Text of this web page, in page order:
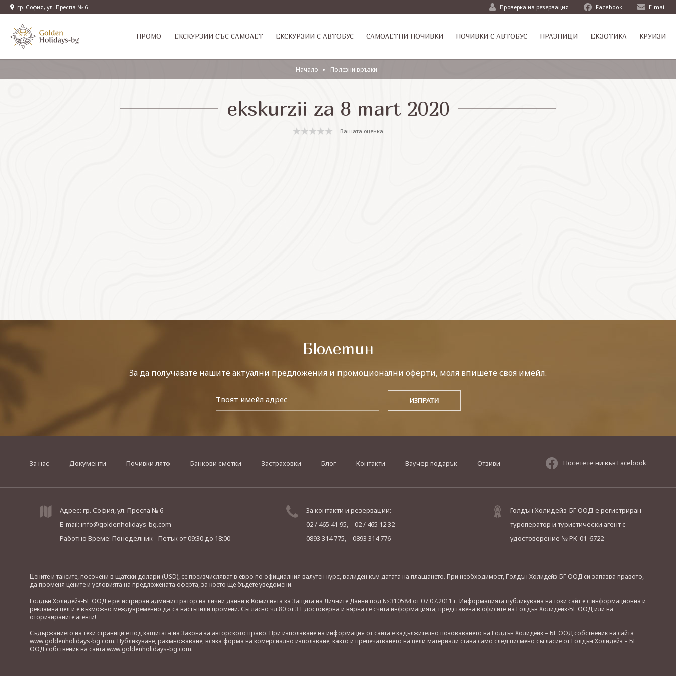
гр. София, ул. Преспа № 6 Проверка на резервация Facebook E-mail
ПРОМО EКСКУРЗИИ СЪС САМОЛЕТ ЕКСКУРЗИИ С АВТОБУС САМОЛЕТНИ ПОЧИВКИ ПОЧИВКИ С АВТОБУС ПРАЗНИЦИ ЕКЗОТИКА КРУИЗИ
Начало Полезни връзки
ekskurzii za 8 mart 2020
Вашата оценка
Бюлетин
За да получавате нашите актуални предложения и промоционални оферти, моля впишете своя имейл.
За нас Документи Почивки лято Банкови сметки Застраховки Блог Контакти Ваучер подарък Отзиви Посетете ни във Facebook
Адрес: гр. София, ул. Преспа № 6
E-mail: info@goldenholidays-bg.com
Работно Време: Понеделник - Петъкот 09:30 до 18:00
За контакти и резервации:
02 / 465 41 95,
02 / 465 12 32
0893 314 775,
0893 314 776
Голдън Холидейз-БГ ООД е регистриран
туроператор и туристически агент с
удостоверение № РК-01-6722
Цените и таксите, посочени в щатски долари (USD), се преизчисляват в евро по официалния валутен курс, валиден към датата на плащането. При необходимост, Голдън Холидейз-БГ ООД си запазва правото,
да променя цените и условията на предложената оферта, за което ще бъдете уведомени.
Голдън Холидейз-БГ ООД е регистриран администратор на лични данни в Комисията за Защита на Личните Данни под № 310584 от 07.07.2011 г. Информацията публикувана на този сайт е с информационна и
рекламна цел и е възможно междувременно да са настъпили промени. Съгласно чл.80 от ЗТ достоверна и вярна се счита информацията, представена в офисите на Голдън Холидейз-БГ ООД или на
оторизираните агенти!
Съдържанието на тези страници е под защитата на Закона за авторското право. При използване на информация от сайта е задължително позоваването на Голдън Холидейз – БГ ООД собственик на сайта
www.goldenholidays-bg.com. Публикуване, размножаване, всяка форма на комерсиално използване, както и препечатването на цели материали става само след писмено съгласие от Голдън Холидейз – БГ
ООД собственик на сайта www.goldenholidays-bg.com.